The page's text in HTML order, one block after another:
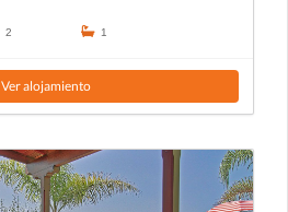
2 1
Ver alojamiento